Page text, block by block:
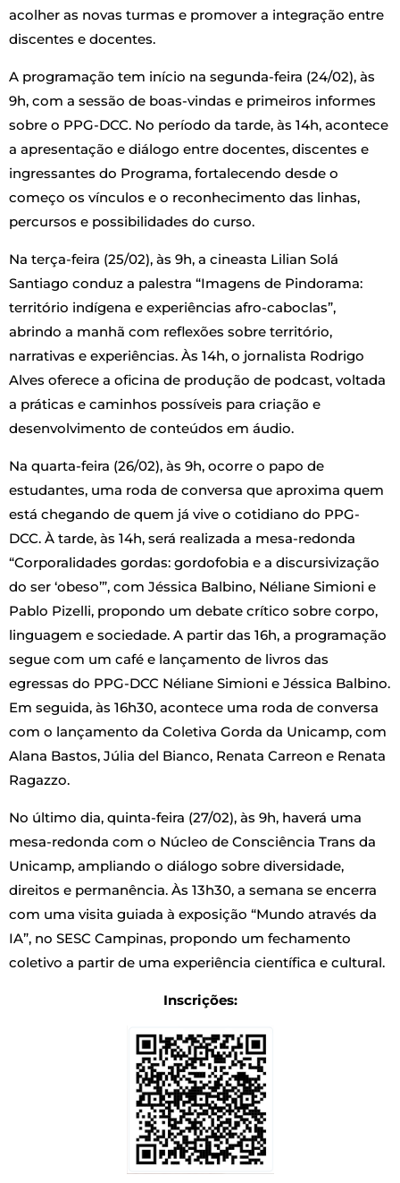
acolher as novas turmas e promover a integração entre
discentes e docentes.
A programação tem início na segunda-feira (24/02), às
9h, com a sessão de boas-vindas e primeiros informes
sobre o PPG-DCC. No período da tarde, às 14h, acontece
a apresentação e diálogo entre docentes, discentes e
ingressantes do Programa, fortalecendo desde o
começo os vínculos e o reconhecimento das linhas,
percursos e possibilidades do curso.
Na terça-feira (25/02), às 9h, a cineasta Lilian Solá
Santiago conduz a palestra “Imagens de Pindorama:
território indígena e experiências afro-caboclas”,
abrindo a manhã com reflexões sobre território,
narrativas e experiências. Às 14h, o jornalista Rodrigo
Alves oferece a oficina de produção de podcast, voltada
a práticas e caminhos possíveis para criação e
desenvolvimento de conteúdos em áudio.
Na quarta-feira (26/02), às 9h, ocorre o papo de
estudantes, uma roda de conversa que aproxima quem
está chegando de quem já vive o cotidiano do PPG-
DCC. À tarde, às 14h, será realizada a mesa-redonda
“Corporalidades gordas: gordofobia e a discursivização
do ser ‘obeso’”, com Jéssica Balbino, Néliane Simioni e
Pablo Pizelli, propondo um debate crítico sobre corpo,
linguagem e sociedade. A partir das 16h, a programação
segue com um café e lançamento de livros das
egressas do PPG-DCC Néliane Simioni e Jéssica Balbino.
Em seguida, às 16h30, acontece uma roda de conversa
com o lançamento da Coletiva Gorda da Unicamp, com
Alana Bastos, Júlia del Bianco, Renata Carreon e Renata
Ragazzo.
No último dia, quinta-feira (27/02), às 9h, haverá uma
mesa-redonda com o Núcleo de Consciência Trans da
Unicamp, ampliando o diálogo sobre diversidade,
direitos e permanência. Às 13h30, a semana se encerra
com uma visita guiada à exposição “Mundo através da
IA”, no SESC Campinas, propondo um fechamento
coletivo a partir de uma experiência científica e cultural.
Inscrições: